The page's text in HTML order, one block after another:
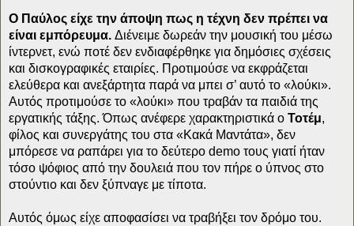
Ο Παύλος είχε την άποψη πως η τέχνη δεν πρέπει να
είναι εμπόρευμα. Διένειμε δωρεάν την μουσική του μέσω
ίντερνετ, ενώ ποτέ δεν ενδιαφέρθηκε για δημόσιες σχέσεις
και δισκογραφικές εταιρίες. Προτιμούσε να εκφράζεται
ελεύθερα και ανεξάρτητα παρά να μπει σ’ αυτό το «λούκι».
Αυτός προτιμούσε το «λούκι» που τραβάν τα παιδιά της
εργατικής τάξης. Όπως ανέφερε χαρακτηριστικά ο Τοτέμ,
φίλος και συνεργάτης του στα «Κακά Μαντάτα», δεν
μπόρεσε να ραπάρει για το δεύτερο demo τους γιατί ήταν
τόσο ψόφιος από την δουλειά που τον πήρε ο ύπνος στο
στούντιο και δεν ξύπναγε με τίποτα.
Αυτός όμως είχε αποφασίσει να τραβήξει τον δρόμο του.